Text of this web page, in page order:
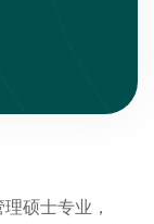
硕士专业，